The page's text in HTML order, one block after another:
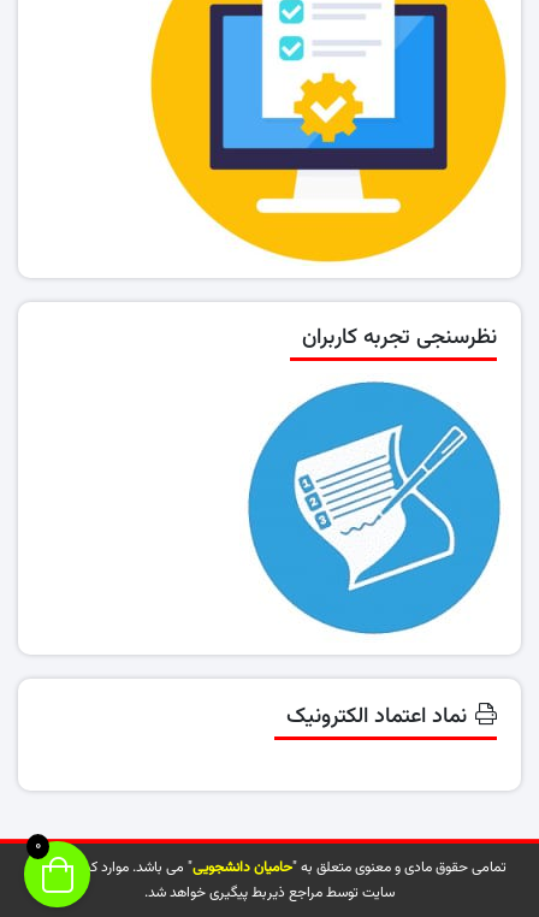
نظرسنجی تجربه کاربران
نماد اعتماد الکترونیک
تمامی حقوق مادی و معنوی متعلق به "حامیان دانشجویی" می باشد. موارد کپی شده از
سایت توسط مراجع ذیربط پیگیری خواهد شد.
0